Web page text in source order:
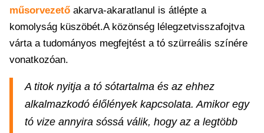
műsorvezető akarva-akaratlanul is átlépte a
komolyság küszöbét.A közönség lélegzetvisszafojtva
várta a tudományos megfejtést a tó szürreális színére
vonatkozóan.
A titok nyitja a tó sótartalma és az ehhez
alkalmazkodó élőlények kapcsolata. Amikor egy
tó vize annyira sóssá válik, hogy az a legtöbb